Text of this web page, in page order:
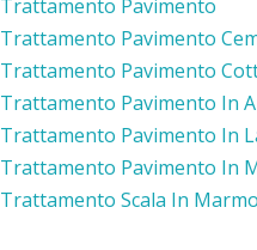
Trattamento Pavimento
Trattamento Pavimento
Trattamento Pavimento
Trattamento Pavimento In
Trattamento Pavimento In
Trattamento Pavimento In
Trattamento Scala In Marmo